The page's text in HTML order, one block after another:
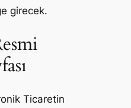
girecek.
Ticaretin